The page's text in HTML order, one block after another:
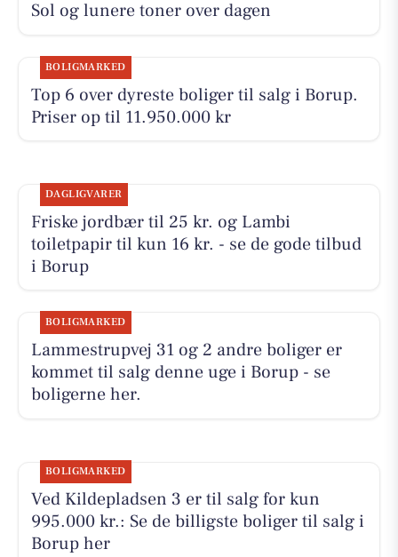
Sol og lunere toner over dagen
BOLIGMARKED
Top 6 over dyreste boliger til salg i Borup.
Priser op til 11.950.000 kr
DAGLIGVARER
Friske jordbær til 25 kr. og Lambi
toiletpapir til kun 16 kr. - se de gode tilbud
i Borup
BOLIGMARKED
Lammestrupvej 31 og 2 andre boliger er
kommet til salg denne uge i Borup - se
boligerne her.
BOLIGMARKED
Ved Kildepladsen 3 er til salg for kun
995.000 kr.: Se de billigste boliger til salg i
Borup her